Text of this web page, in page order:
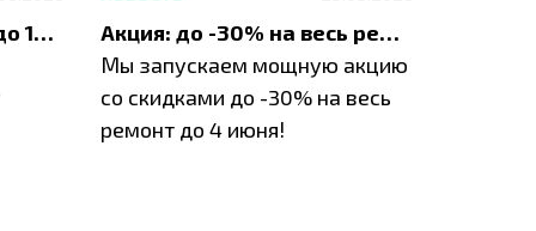
До 1200 ₽ на ремонт и до 1500 ₽ на покупку техники Apple
Акция: до -30% на весь ремонт техники Apple
Мы запускаем мощную акцию
со скидками до -30% на весь
ремонт до 4 июня!